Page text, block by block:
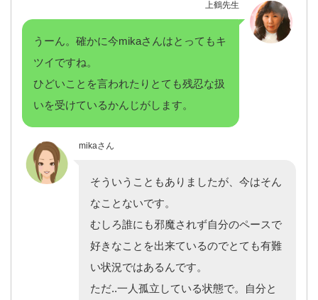
上鶴先生
うーん。確かに今mikaさんはとってもキ
ツイですね。
ひどいことを言われたりとても残忍な扱
いを受けているかんじがします。
mikaさん
そういうこともありましたが、今はそん
なことないです。
むしろ誰にも邪魔されず自分のペースで
好きなことを出来ているのでとても有難
い状況ではあるんです。
ただ..一人孤立している状態で。自分と